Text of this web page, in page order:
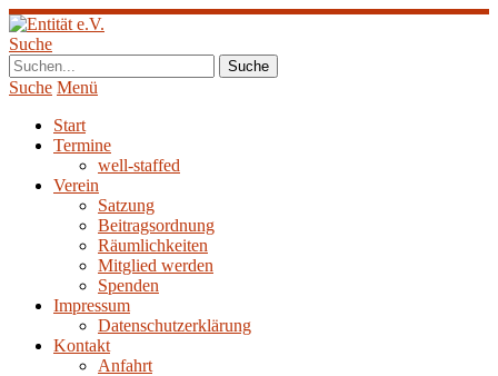
Suche
Suche Menü
Start
Termine
well-staffed
Verein
Satzung
Beitragsordnung
Räumlichkeiten
Mitglied werden
Spenden
Impressum
Datenschutzerklärung
Kontakt
Anfahrt